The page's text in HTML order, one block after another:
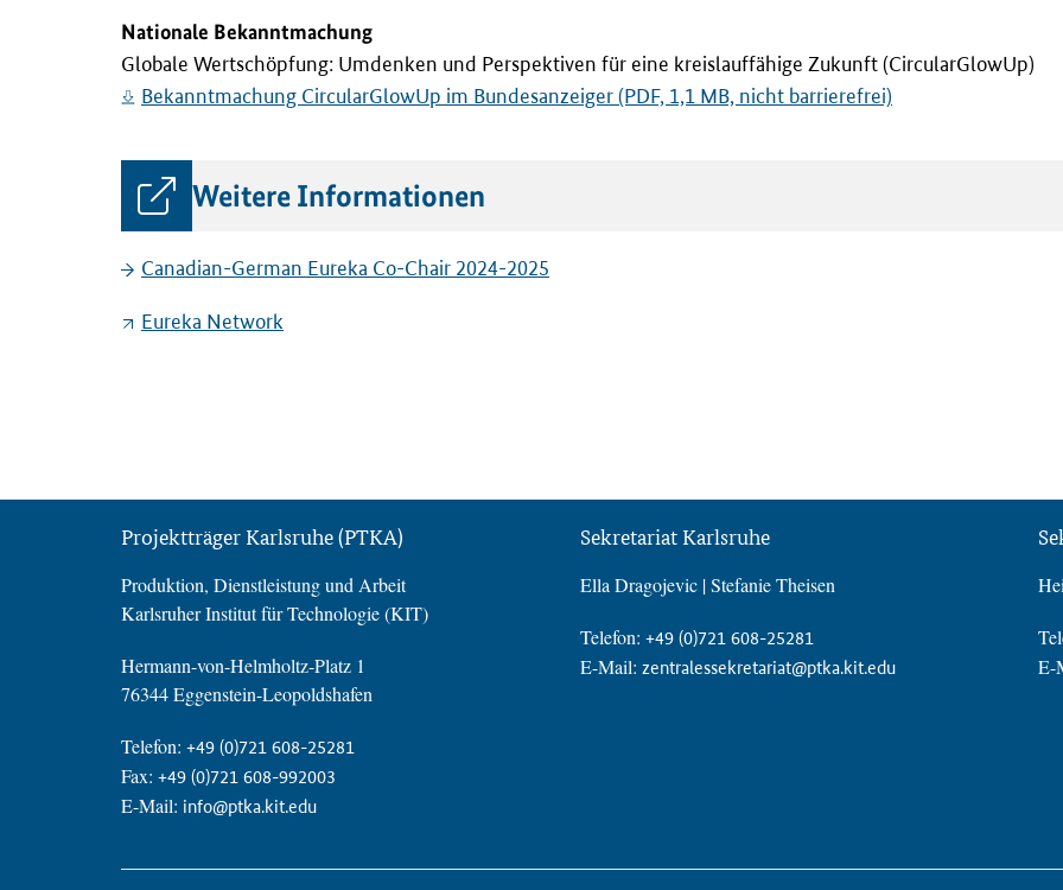
Nationale Bekanntmachung
Globale Wertschöpfung: Umdenken und Perspektiven für eine kreislauffähige Zukunft (CircularGlowUp)
Bekanntmachung CircularGlowUp im Bundesanzeiger (PDF, 1,1 MB, nicht barrierefrei)
Weitere Informationen
Canadian-German Eureka Co-Chair 2024-2025
Eureka Network
Projektträger Karlsruhe (PTKA)
Produktion, Dienstleistung und Arbeit
Karlsruher Institut für Technologie (KIT)
Hermann-von-Helmholtz-Platz 1
76344 Eggenstein-Leopoldshafen
Telefon: +49 (0)721 608-25281
Fax: +49 (0)721 608-992003
E-Mail: info@ptka.kit.edu
Sekretariat Karlsruhe
Ella Dragojevic | Stefanie Theisen
Telefon: +49 (0)721 608-25281
E-Mail: zentralessekretariat@ptka.kit.edu E-